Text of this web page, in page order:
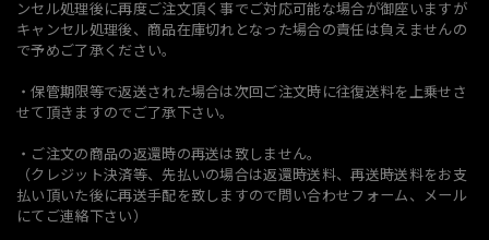
ンセル処理後に再度ご注文頂く事でご対応可能な場合が御座いますが
キャンセル処理後、商品在庫切れとなった場合の責任は負えませんの
で予めご了承ください。
・保管期限等で返送された場合は次回ご注文時に往復送料を上乗せさ
せて頂きますのでご了承下さい。
・ご注文の商品の返還時の再送は致しません。
（クレジット決済等、先払いの場合は返還時送料、再送時送料をお支
払い頂いた後に再送手配を致しますので問い合わせフォーム、メール
にてご連絡下さい）